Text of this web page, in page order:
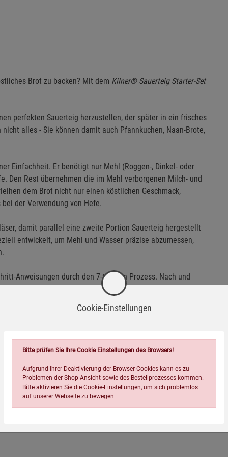
Brot zu backen? Mit dem Kilner® Sauerteig Starter-Set
perfekten Sauerteig herzustellen, der später in ein frisches
alles - Sie können damit auch Pfannkuchen, Naan-Brote,
Einfachheit. Er benötigt nur Mehl (Roggen-, Dinkel- oder
Den Rest übernehmen die im Mehl verborgenen Milch- und
dem Brot nicht nur einen köstlichen Geschmack,
der Verwendung von Hefe.
damit parallel eine zweite Portion Sauerteig hergestellt
entwickelt, um Mehl und Wasser präzise abzumessen,
Anweisungen durch den 7-tägigen Prozess. Nach und
Freunde mit selbst gemachten, herrlich duftenden
(davon 1 x Messdeckel), Rezeptheft
Cookie-Einstellungen
Bitte prüfen Sie Ihre Cookie Einstellungen des Browsers!
Aufgrund Ihrer Deaktivierung der Browser-Cookies kann es zu
Problemen der Shop-Ansicht sowie des Bestellprozesses kommen.
Bitte aktivieren Sie die Cookie-Einstellungen, um sich problemlos
auf unserer Webseite zu bewegen.